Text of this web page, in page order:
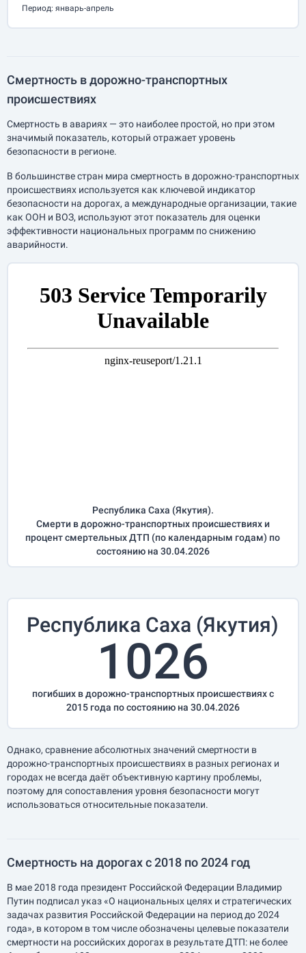
Период: январь-апрель
Смертность в дорожно-транспортных
происшествиях
Смертность в авариях — это наиболее простой, но при этом
значимый показатель, который отражает уровень
безопасности в регионе.
В большинстве стран мира смертность в дорожно-транспортных
происшествиях используется как ключевой индикатор
безопасности на дорогах, а международные организации, такие
как ООН и ВОЗ, используют этот показатель для оценки
эффективности национальных программ по снижению
аварийности.
Республика Саха (Якутия).
Смерти в дорожно-транспортных происшествиях и
процент смертельных ДТП (по календарным годам) по
состоянию на 30.04.2026
Республика Саха (Якутия)
1026
погибших в дорожно-транспортных происшествиях с
2015 года по состоянию на 30.04.2026
Однако, сравнение абсолютных значений смертности в
дорожно-транспортных происшествиях в разных регионах и
городах не всегда даёт объективную картину проблемы,
поэтому для сопоставления уровня безопасности могут
использоваться относительные показатели.
Смертность на дорогах с 2018 по 2024 год
В мае 2018 года президент Российской Федерации Владимир
Путин подписал указ «О национальных целях и стратегических
задачах развития Российской Федерации на период до 2024
года», в котором в том числе обозначены целевые показатели
смертности на российских дорогах в результате ДТП: не более